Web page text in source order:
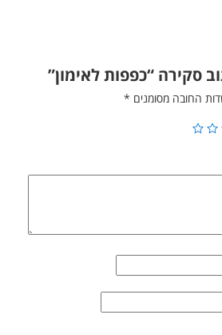
סקירה “כפפות לאימון”
החובה מסומנים *